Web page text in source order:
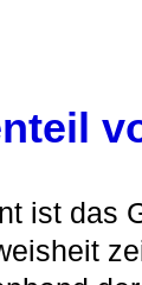
ist das